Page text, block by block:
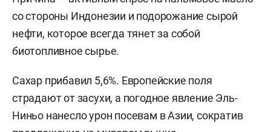
со стороны Индонезии и подорожание сырой
нефти, которое всегда тянет за собой
биотопливное сырье.
Сахар прибавил 5,6%. Европейские поля
страдают от засухи, а погодное явление Эль-
Ниньо нанесло урон посевам в Азии, сократив